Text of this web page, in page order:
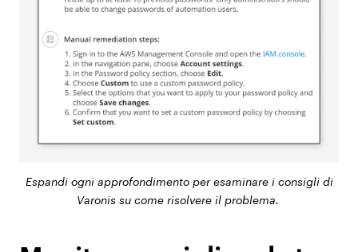
Espandi ogni approfondimento per esaminare i consigli di
Varonis su come risolvere il problema.